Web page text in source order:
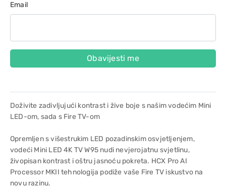
Email
Obavijesti me
Doživite zadivljujući kontrast i žive boje s našim vodećim Mini
LED-om, sada s Fire TV-om
Opremljen s višestrukim LED pozadinskim osvjetljenjem,
vodeći Mini LED 4K TV W95 nudi nevjerojatnu svjetlinu,
živopisan kontrast i oštru jasnoću pokreta. HCX Pro AI
Processor MKII tehnologija podiže vaše Fire TV iskustvo na
novu razinu.